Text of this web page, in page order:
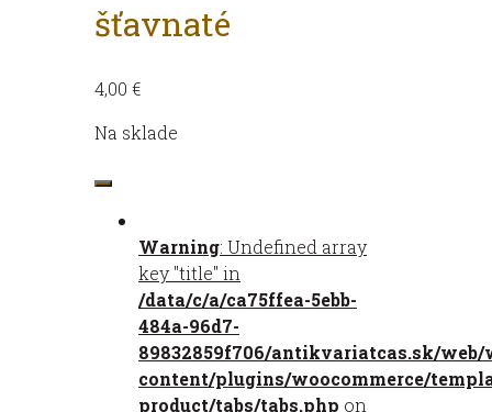
šťavnaté
4,00 €
Na sklade
množstvo
života
Chutné
šťavnaté
Warning: Undefined array
key "title" in
/data/c/a/ca75ffea-5ebb-
484a-96d7-
89832859f706/antikvariatcas.sk/web/
content/plugins/woocommerce/
product/tabs/tabs.php on